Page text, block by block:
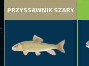
PRZYSSAWNIK SZARY